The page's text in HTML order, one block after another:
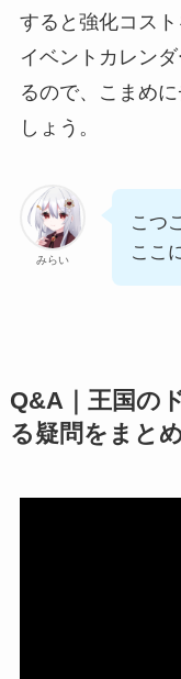
すると強化コスト
イベントカレン
るので、こまめ
しょう。
みらい
こつ
ここ
Q&A｜王国の
る疑問をまと